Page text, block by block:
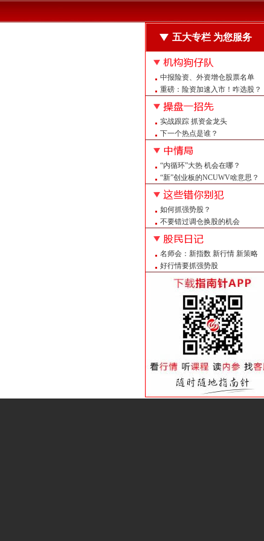
五大专栏 为您服务
中报险资、外资增仓股票名单
重磅：险资加速入市！咋选股？
震荡中什么样的股票机会大？
强者恒强的股票长啥样？
回购龙头怎么抓？
注意：周末这”机会“被点名！
实战跟踪 抓资金龙头
下一个热点是谁？
量平价平后如何定买点？
量增价升后如何不涨反跌？
强者恒强 紧跟热点抓牛股
“内循环”大热 机会在哪？
“新”创业板的NCUWV啥意思？
重磅！上证大修 意义何在？
注意：创业板中报预告改了！
A股白马大盘点 看看都有谁？
如何抓强势股？
不要错过调仓换股的机会
警惕 证监会曝光258家非法平台
给喻同学的回信
怎么抓潜伏牛股？
名师会：新指数 新行情 新策略
好行情要抓强势股
看准趋势 赚足波段
潜伏吸筹的类型后劲大
借趋势的力会赚更多
如何跟游资抓波段？